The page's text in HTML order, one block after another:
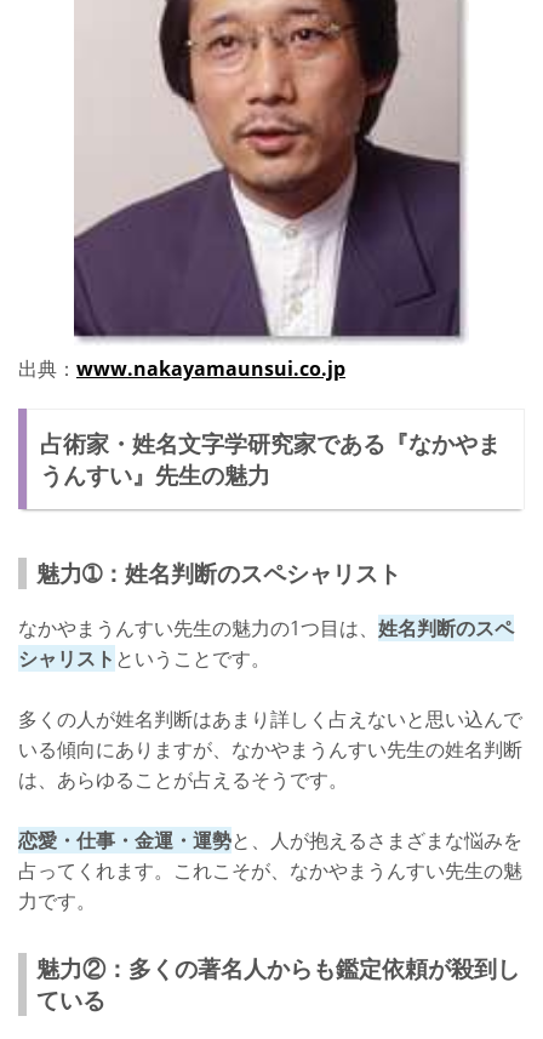
出典： www.nakayamaunsui.co.jp
占術家・姓名文字学研究家である『なかやま
うんすい』先生の魅力
魅力➀：姓名判断のスペシャリスト
なかやまうんすい先生の魅力の1つ目は、 姓名判断のスペ
シャリスト ということです。
多くの人が姓名判断はあまり詳しく占えないと思い込んで
いる傾向にありますが、なかやまうんすい先生の姓名判断
は、あらゆることが占えるそうです。
恋愛・仕事・金運・運勢と、人が抱えるさまざまな悩みを
占ってくれます。これこそが、なかやまうんすい先生の魅
力です。
魅力②：多くの著名人からも鑑定依頼が殺到し
ている